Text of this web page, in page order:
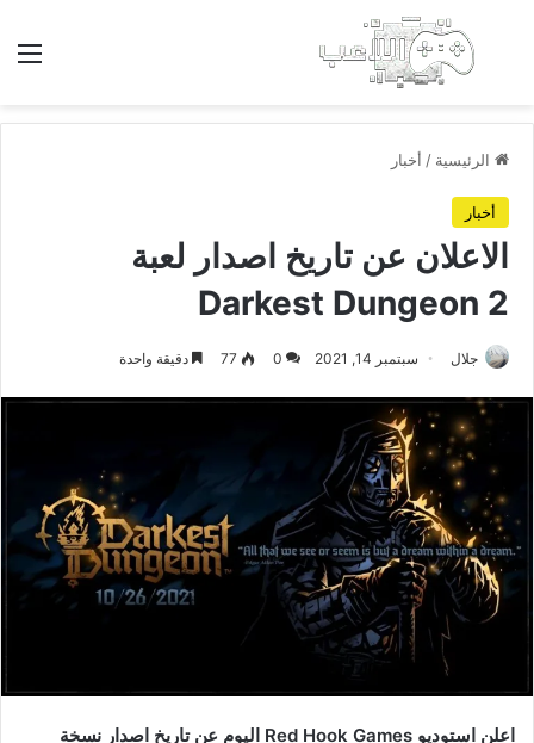
بحث عن
الرئيسية / أخبار
أخبار
الاعلان عن تاريخ اصدار لعبة
Darkest Dungeon 2
جلال سبتمبر 14, 2021 0
77 دقيقة واحدة
اعلن استوديو Red Hook Games اليوم عن تاريخ اصدار نسخة